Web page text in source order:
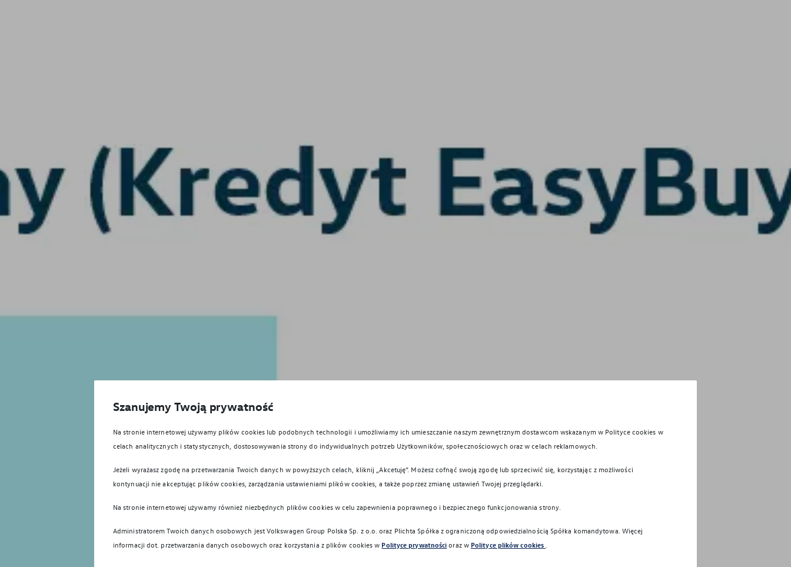
Szanujemy Twoją prywatność
Na stronie internetowej używamy plików cookies lub podobnych technologii i umożliwiamy ich umieszczanie naszym zewnętrznym dostawcom wskazanym w Polityce cookies w
celach analitycznych i statystycznych, dostosowywania strony do indywidualnych potrzeb Użytkowników, społecznościowych oraz w celach reklamowych.
Jeżeli wyrażasz zgodę na przetwarzania Twoich danych w powyższych celach, kliknij „Akcetuję”. Możesz cofnąć swoją zgodę lub sprzeciwić się, korzystając z możliwości
kontynuacji nie akceptując plików cookies, zarządzania ustawieniami plików cookies, a także poprzez zmianę ustawień Twojej przeglądarki.
Na stronie internetowej używamy również niezbędnych plików cookies w celu zapewnienia poprawnego i bezpiecznego funkcjonowania strony.
Administratorem Twoich danych osobowych jest Volkswagen Group Polska Sp. z o.o. oraz Plichta Spółka z ograniczoną odpowiedzialnością Spółka komandytowa. Więcej
informacji dot. przetwarzania danych osobowych oraz korzystania z plików cookies w Polityce prywatności oraz w Polityce plików cookies .